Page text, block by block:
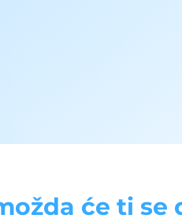
će ti se